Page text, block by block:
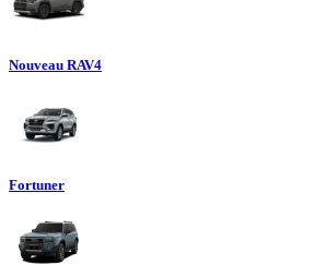
Nouveau RAV4
Fortuner